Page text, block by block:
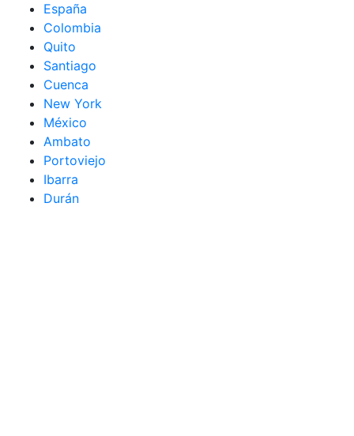
España
Colombia
Quito
Santiago
Cuenca
New York
México
Ambato
Portoviejo
Ibarra
Durán